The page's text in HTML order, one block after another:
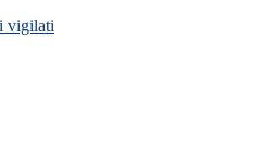
vigilati